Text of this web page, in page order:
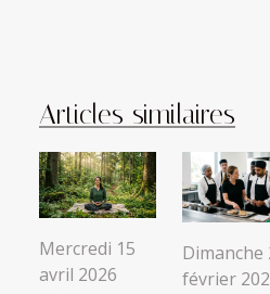
Articles similaires
Mercredi 15
avril 2026
Dimanche
février